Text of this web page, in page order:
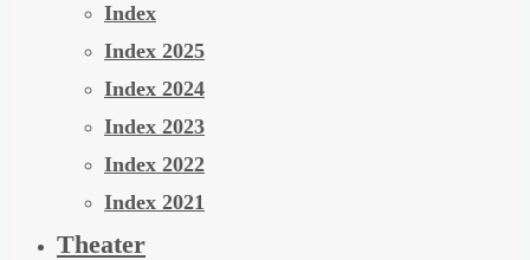
Index
Index 2025
Index 2024
Index 2023
Index 2022
Index 2021
Theater